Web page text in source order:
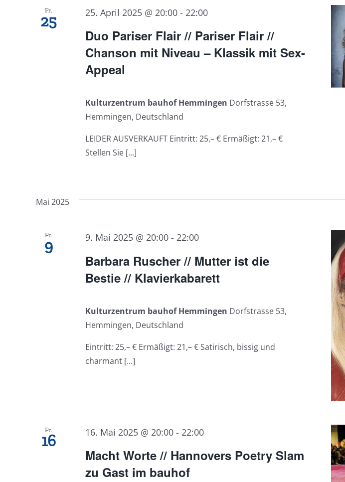
Fr.
25
Duo Pariser Flair // Pariser Flair //
Chanson mit Niveau – Klassik mit Sex-
Appeal
25. April 2025 @ 20:00- 22:00
Kulturzentrum bauhof Hemmingen Dorfstrasse 53,
Hemmingen, Deutschland
LEIDER AUSVERKAUFT Eintritt: 25,– € Ermäßigt: 21,– €
Stellen Sie [...]
Mai 2025
Fr.
9
Barbara Ruscher // Mutter ist die
Bestie // Klavierkabarett
9. Mai 2025 @ 20:00- 22:00
Kulturzentrum bauhof Hemmingen Dorfstrasse 53,
Hemmingen, Deutschland
Eintritt: 25,– € Ermäßigt: 21,– € Satirisch, bissig und
charmant [...]
Fr.
16
Macht Worte // Hannovers Poetry Slam
zu Gast im bauhof
16. Mai 2025 @ 20:00- 22:00